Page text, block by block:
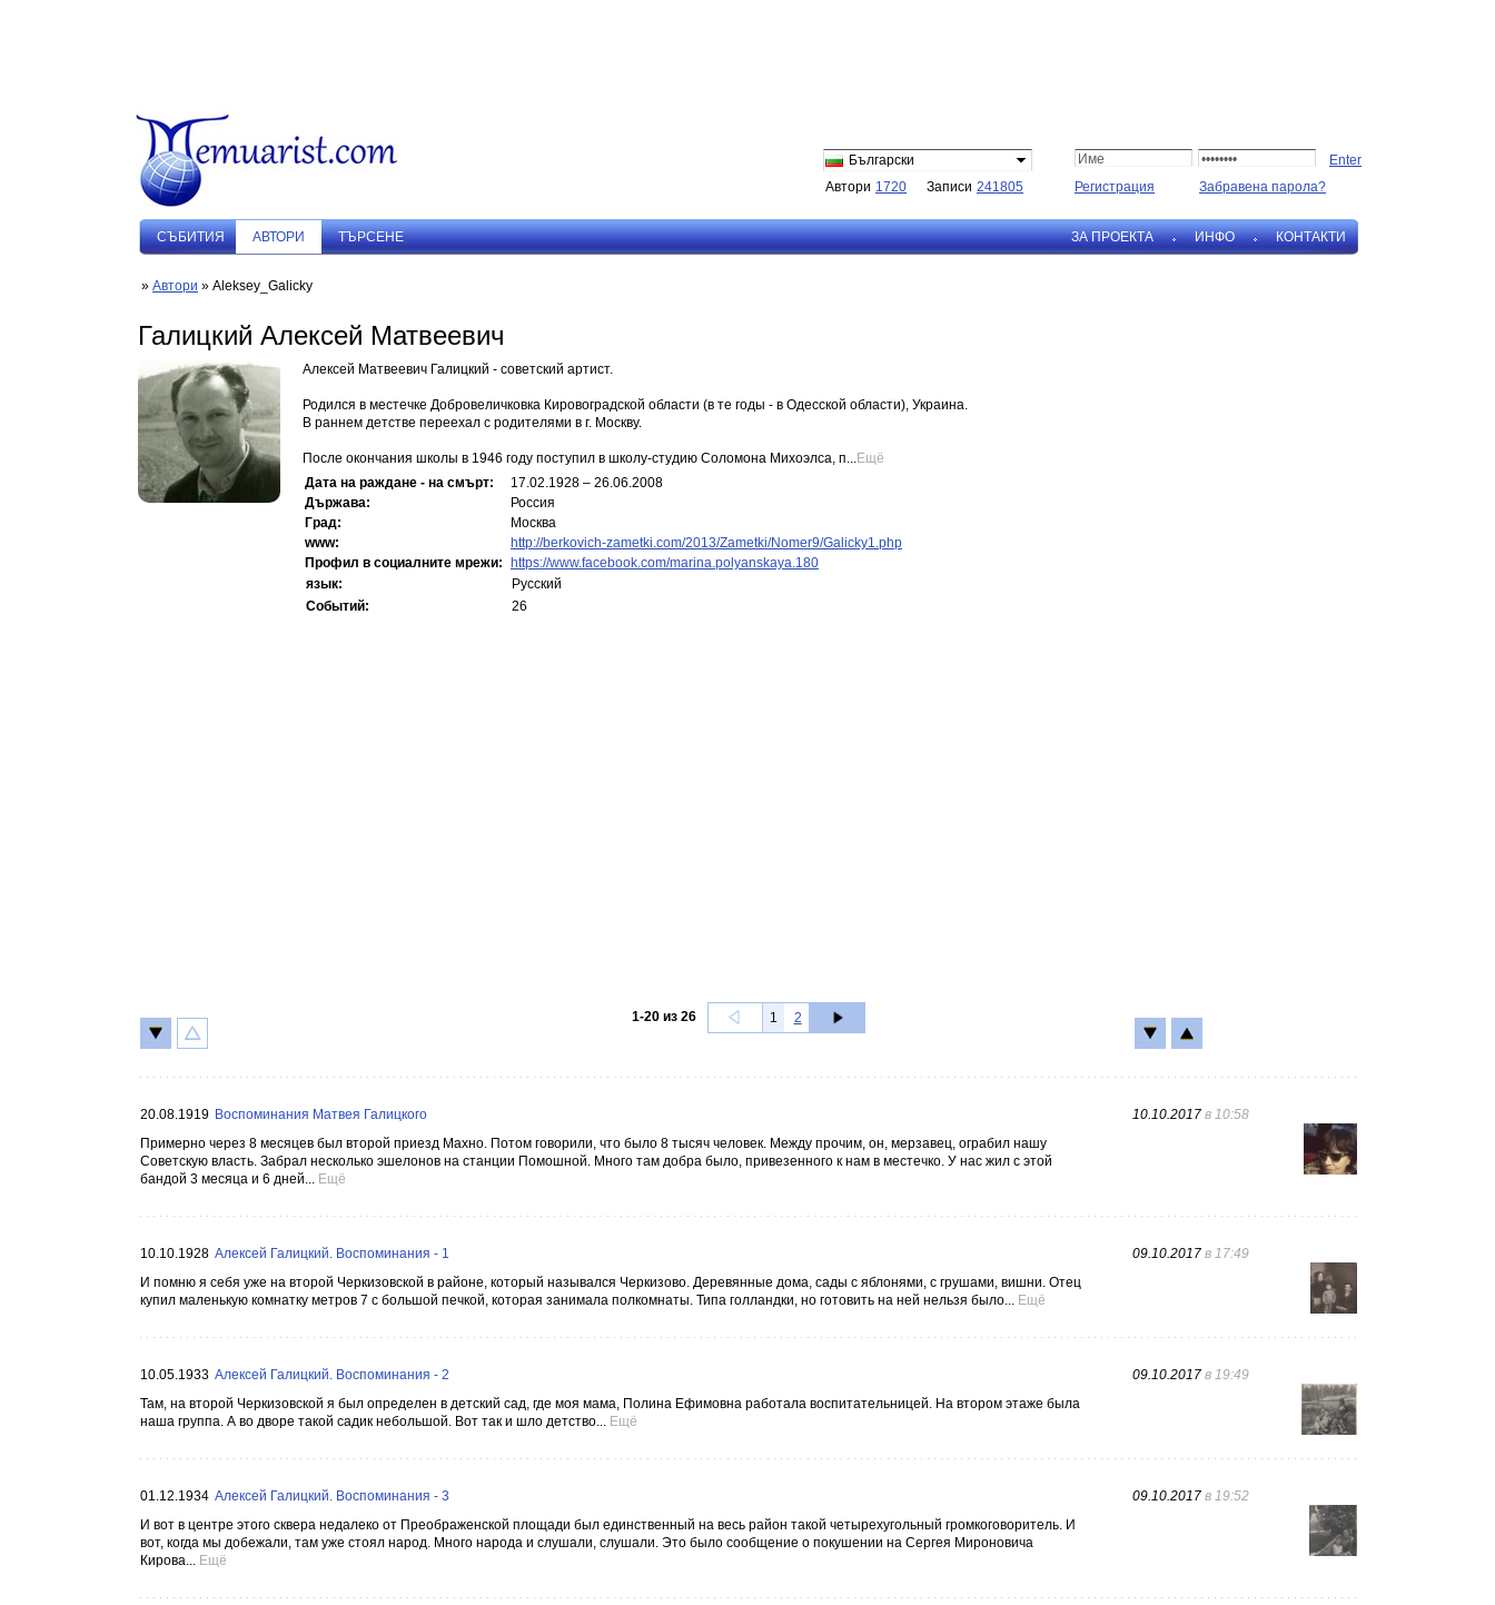
Български
Автори 1720 Записи 241805 Регистрация Забравена парола?
СЪБИТИЯ АВТОРИ ТЪРСЕНЕ ЗА ПРОЕКТА ИНФО КОНТАКТИ
» Автори » Aleksey_Galicky
Галицкий Алексей Матвеевич
Алексей Матвеевич Галицкий - советский артист.
Родился в местечке Добровеличковка Кировоградской области (в те годы - в Одесской области), Украина.
В раннем детстве переехал с родителями в г. Москву.
После окончания школы в 1946 году поступил в школу-студию Соломона Михоэлса, п...Ещё
Дата на раждане - на смърт:
17.02.1928 – 26.06.2008
Държава:
Россия
Град:
Москва
www:
http://berkovich-zametki.com/2013/Zametki/Nomer9/Galicky1.php
Профил в социалните мрежи:
https://www.facebook.com/marina.polyanskaya.180
язык:
Русский
Событий:
26
1-20из 26 1 2
20.08.1919 Воспоминания Матвея Галицкого
Примерно через 8 месяцев был второй приезд Махно. Потом говорили, что было 8 тысяч человек. Между прочим, он, мерзавец, ограбил нашу
Советскую власть. Забрал несколько эшелонов на станции Помошной. Много там добра было, привезенного к нам в местечко. У нас жил с этой
бандой 3 месяца и 6 дней... Ещё
10.10.2017 в 10:58
10.10.1928 Алексей Галицкий. Воспоминания - 1
И помню я себя уже на второй Черкизовской в районе, который назывался Черкизово. Деревянные дома, сады с яблонями, с грушами, вишни. Отец
купил маленькую комнатку метров 7 с большой печкой, которая занимала полкомнаты. Типа голландки, но готовить на ней нельзя было... Ещё
09.10.2017 в 17:49
10.05.1933 Алексей Галицкий. Воспоминания - 2
Там, на второй Черкизовской я был определен в детский сад, где моя мама, Полина Ефимовна работала воспитательницей. На втором этаже была
наша группа. А во дворе такой садик небольшой. Вот так и шло детство... Ещё
09.10.2017 в 19:49
01.12.1934 Алексей Галицкий. Воспоминания - 3
И вот в центре этого сквера недалеко от Преображенской площади был единственный на весь район такой четырехугольный громкоговоритель. И
вот, когда мы добежали, там уже стоял народ. Много народа и слушали, слушали. Это было сообщение о покушении на Сергея Мироновича
Кирова... Ещё
09.10.2017 в 19:52